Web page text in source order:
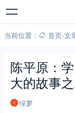
当前位置： 首页-文
陈平原：
大的故事
绿萝